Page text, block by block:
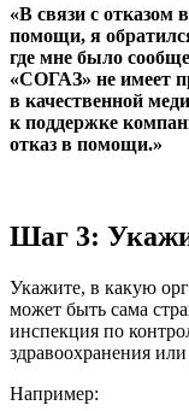
«В связи с отказом
помощи, я
где мне было
«СОГАЗ» не имеет
в качественной
к поддержке
отказ в помощи.»
Шаг 3:
Укажите, в какую
может быть сама
инспекция по
здравоохранения
Например: